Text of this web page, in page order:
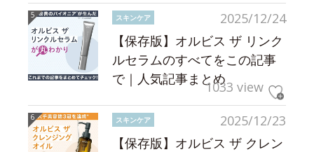
2025/12/24
スキンケア
【保存版】オルビス ザ リンク
ルセラムのすべてをこの記事
で｜人気記事まとめ1033 view
2025/12/23
スキンケア
【保存版】オルビス ザ クレン